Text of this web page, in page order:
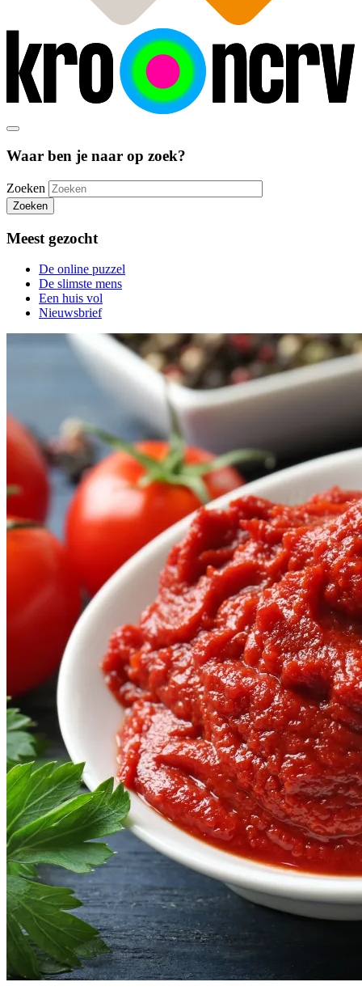
Waar ben je naar op zoek?
Zoeken
Zoeken
Meest gezocht
De online puzzel
De slimste mens
Een huis vol
Nieuwsbrief